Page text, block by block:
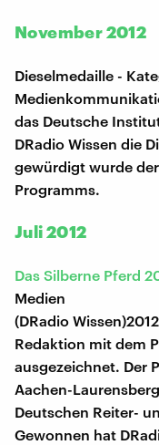
November 2012
Dieselmedaille -
das Deutsche
DRadio Wissen die
gewürdigt wurde
Programms.
Juli 2012
Das Silberne Pferd
Medien
(DRadio
Redaktion mit dem
ausgezeichnet. Der
Aachen-
Deutschen Reiter-
Gewonnen hat